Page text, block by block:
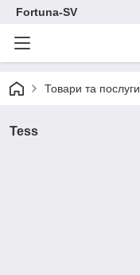
Fortuna-SV
Товари та послуги
Tess